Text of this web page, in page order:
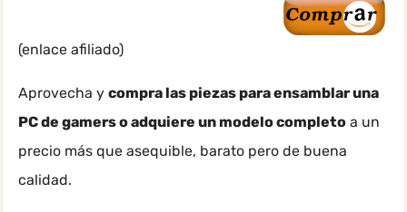
(enlace afiliado)
Aprovecha y compra las piezas para ensamblar una
PC de gamers o adquiere un modelo completo a un
precio más que asequible, barato pero de buena
calidad.